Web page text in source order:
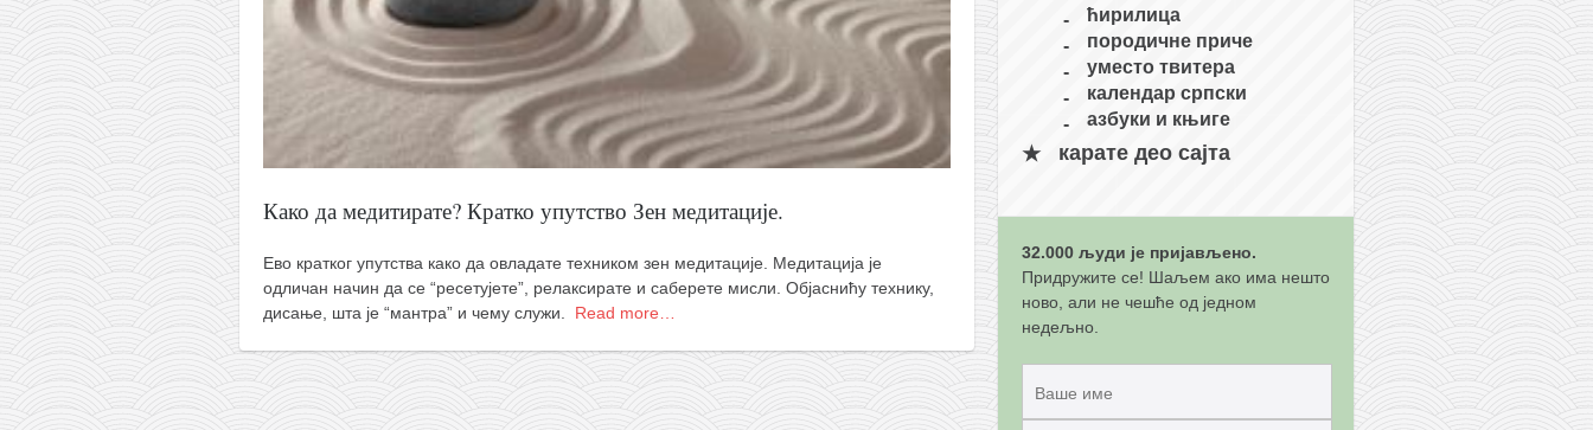
породичне приче
прота Воја
уместо твитера
календар српски
азбуки и књиге
Окинава карате
најновије на блогу
моје белешке
историја каратеа
бубиши
карате
Како да медитирате? Кратко упутство Зен медитације.
Ево кратког упутства како да овладате техником зен медитације. Медитација је
одличан начин да се “ресетујете”, релаксирате и саберете мисли. Објаснићу технику,
дисање, шта је “мантра” и чему служи. Read more…
ћирилица
породичне приче
уместо твитера
календар српски
азбуки и књиге
карате део сајта
32.000 људи је пријављено.
Придружите се! Шаљем ако има нешто
ново, али не чешће од једном
недељно.